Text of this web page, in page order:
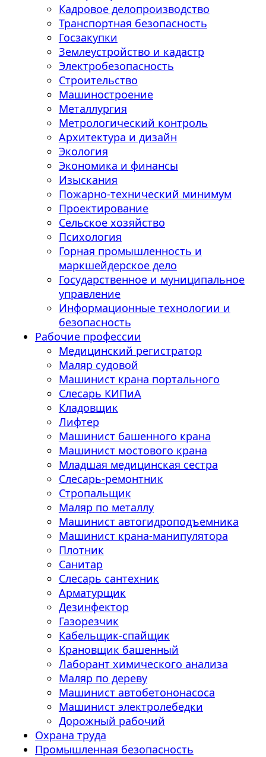
Кадровое делопроизводство
Транспортная безопасность
Госзакупки
Землеустройство и кадастр
Электробезопасность
Строительство
Машиностроение
Металлургия
Метрологический контроль
Архитектура и дизайн
Экология
Экономика и финансы
Изыскания
Пожарно-технический минимум
Проектирование
Сельское хозяйство
Психология
Горная промышленность и
маркшейдерское дело
Государственное и муниципальное
управление
Информационные технологии и
безопасность
Рабочие профессии
Медицинский регистратор
Маляр судовой
Машинист крана портального
Слесарь КИПиА
Кладовщик
Лифтер
Машинист башенного крана
Машинист мостового крана
Младшая медицинская сестра
Слесарь-ремонтник
Стропальщик
Маляр по металлу
Машинист автогидроподъемника
Машинист крана-манипулятора
Плотник
Санитар
Слесарь сантехник
Арматурщик
Дезинфектор
Газорезчик
Кабельщик-спайщик
Крановщик башенный
Лаборант химического анализа
Маляр по дереву
Машинист автобетононасоса
Машинист электролебедки
Дорожный рабочий
Охрана труда
Промышленная безопасность